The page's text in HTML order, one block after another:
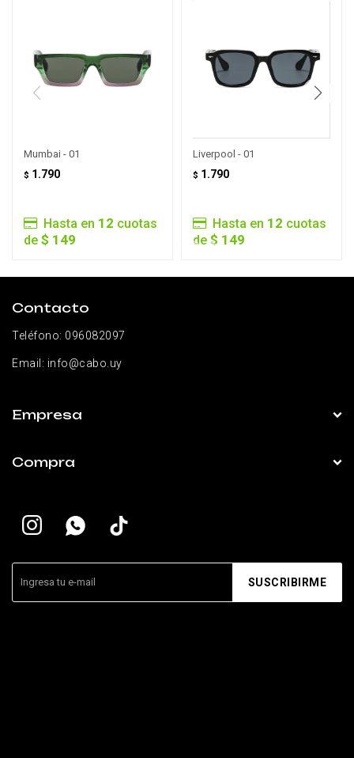
Mumbai - 01
$ 1.790
Hasta en 12 cuotas
de $ 149
Liverpool - 01
$ 1.790
Hasta en 12 cuotas
de $ 149
 
SUSCRIBIRME
Contacto
Teléfono: 096082097
Email: info@cabo.uy
Empresa
Compra